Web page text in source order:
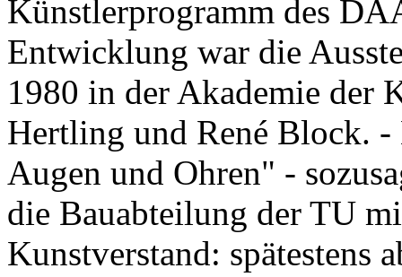
Künstlerprogramm des
Entwicklung war die
1980 in der Akademie der
Hertling und René Block.
Augen und Ohren" -
die Bauabteilung der TU
Kunstverstand: spätestens